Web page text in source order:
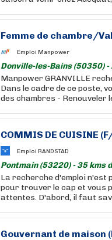
Femme de chambre/
Emploi Manpower
Donville-les-Bains (50350)
Manpower GRANVILLE
Dans le cadre de ce poste,
des chambres - Renouveler
COMMIS DE CUISINE
Emploi RANDSTAD
Pontmain (53220) - 35 kms
La recherche d'emploi n'est
pour trouver le cap et vous
attentes. D'abord, il faut
Gouvernant de maison